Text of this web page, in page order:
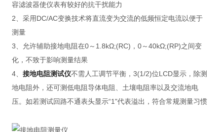
容滤波器使仪表有较好的抗干扰能力
2、采用DC/AC变换技术将直流变为交流的低频恒定电流以便于
测量
3、允许辅助接地电阻在0～1.8kΩ;(RC)，0～40kΩ;(RP)之间变
化，不致于影响测量结果
4、 接地电阻测试仪不需人工调节平衡，3(1/2)位LCD显示，除测
地电阻外，还可测低电阻导体电阻、土壤电阻率以及交流地电
压。如若测试回路不通表头显示“1"代表溢出，符合常规测量习惯